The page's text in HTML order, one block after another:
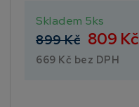
Skladem 5ks
899 Kč 809 Kč
669 Kč bez DPH